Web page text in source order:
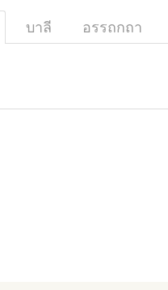
บาลี อรรถกถา